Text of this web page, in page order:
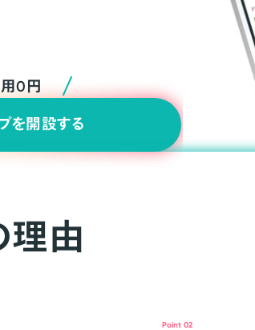
0円
を開設する
理由
Point 02